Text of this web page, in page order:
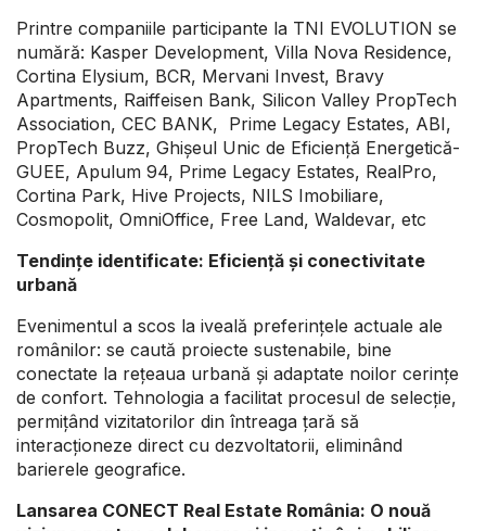
Printre companiile participante la TNI EVOLUTION se
numără: Kasper Development, Villa Nova Residence,
Cortina Elysium, BCR, Mervani Invest, Bravy
Apartments, Raiffeisen Bank, Silicon Valley PropTech
Association, CEC BANK, Prime Legacy Estates, ABI,
PropTech Buzz, Ghișeul Unic de Eficiență Energetică-
GUEE, Apulum 94, Prime Legacy Estates, RealPro,
Cortina Park, Hive Projects, NILS Imobiliare,
Cosmopolit, OmniOffice, Free Land, Waldevar, etc
Tendințe identificate: Eficiență și conectivitate
urbană
Evenimentul a scos la iveală preferințele actuale ale
românilor: se caută proiecte sustenabile, bine
conectate la rețeaua urbană și adaptate noilor cerințe
de confort. Tehnologia a facilitat procesul de selecție,
permițând vizitatorilor din întreaga țară să
interacționeze direct cu dezvoltatorii, eliminând
barierele geografice.
Lansarea CONECT Real Estate România: O nouă